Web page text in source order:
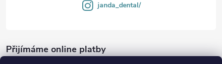
janda_dental/
Přijímáme online platby